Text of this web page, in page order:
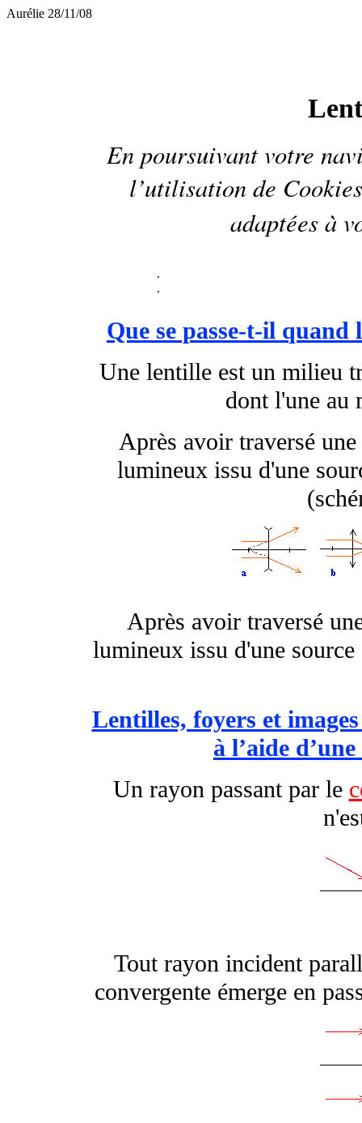
Aurélie 28/11/08
En poursuivant votre
l’utilisation de Cookies
adaptées à
.
.
Que se passe-t-il
Une lentille est un milieu
dont l'une au
Après avoir traversé
lumineux issu d'une
Après avoir traversé
lumineux issu d'une
Lentilles, foyers et
à l’aide
Un rayon passant par le
Tout rayon incident
convergente émerge en